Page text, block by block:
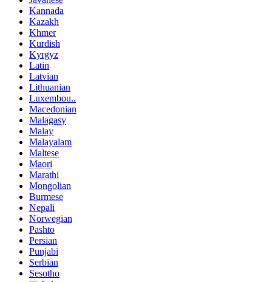
Kannada
Kazakh
Khmer
Kurdish
Kyrgyz
Latin
Latvian
Lithuanian
Luxembou..
Macedonian
Malagasy
Malay
Malayalam
Maltese
Maori
Marathi
Mongolian
Burmese
Nepali
Norwegian
Pashto
Persian
Punjabi
Serbian
Sesotho